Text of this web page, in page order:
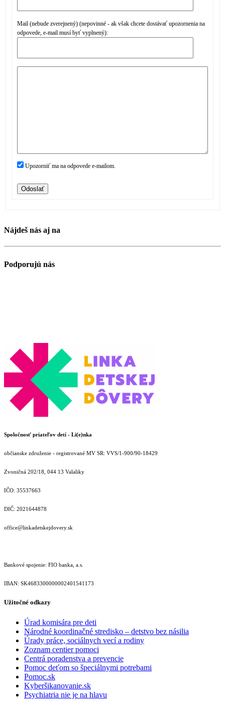
Mail (nebude zverejnený) (nepovinné - ak však chcete dostávať upozornenia na
odpovede, e-mail musí byť vyplnený):
Upozorniť ma na odpovede e-mailom.
Odoslať
Nájdeš nás aj na
Podporujú nás
Spoločnosť priateľov detí - Li(e)nka
občianske združenie - registrované MV SR: VVS/1-900/90-18429
Zvoničná 202/18, 044 13 Valaliky
IČO: 35537663
DIČ: 2021644878
office@linkadetskejdovery.sk
Bankové spojenie: FIO banka, a.s.
IBAN: SK46833000000­02401541173
Užitočné odkazy
Úrad komisára pre deti
Národné koordinačné stredisko – detstvo bez násilia
Úrady práce, sociálnych vecí a rodiny
Zoznam centier pomoci
Centrá poradenstva a prevencie
Pomoc deťom so špeciálnymi potrebami
Pomoc.sk
Kyberšikanovanie.sk
Psychiatria nie je na hlavu